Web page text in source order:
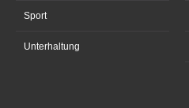
Sport
Unterhaltung